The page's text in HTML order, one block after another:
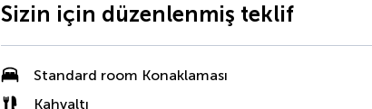
Sizin için düzenlenmiş teklif
Standard room Konaklaması
Kahvaltı